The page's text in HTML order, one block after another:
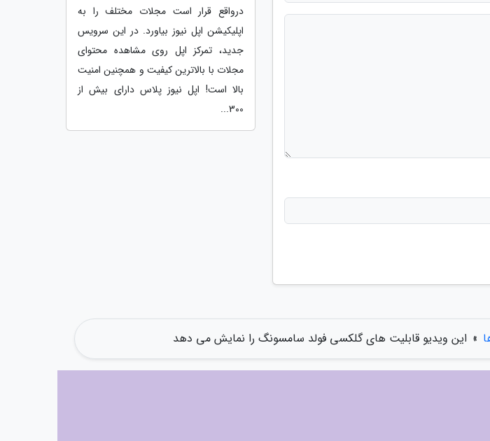
درواقع قرار است مجلات مختلف را به
اپلیکیشن اپل نیوز بیاورد. در این سرویس
جدید، تمرکز اپل روی مشاهده محتوای
مجلات با بالاترین کیفیت و همچنین امنیت
بالا است! اپل نیوز پلاس دارای بیش از
300...
» این ویدیو قابلیت های گلکسی فولد سامسونگ را نمایش می دهد